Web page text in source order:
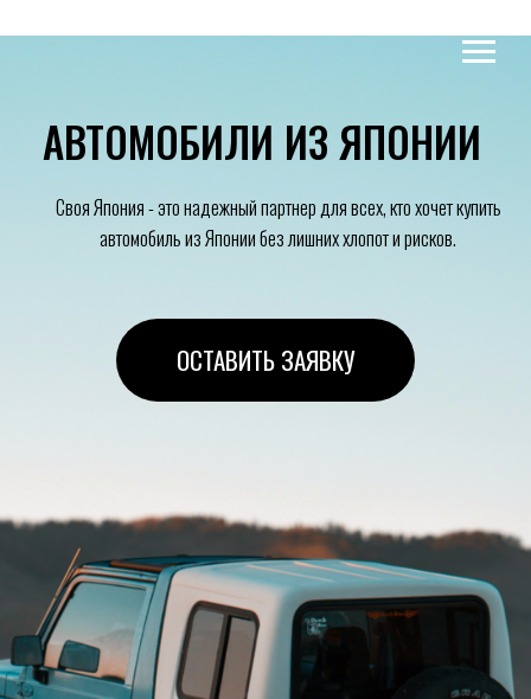
Своя Япония - это надежный партнер для всех, кто хочет купить